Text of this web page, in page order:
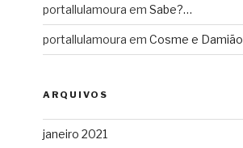
portallulamoura em Sabe?…
portallulamoura em Cosme e Damião
ARQUIVOS
janeiro 2021